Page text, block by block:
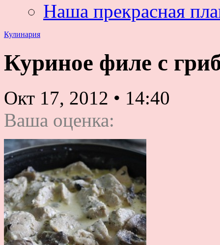
Наша прекрасная
Кулинария
Куриное филе с
Окт 17, 2012 • 14:40
Ваша оценка: